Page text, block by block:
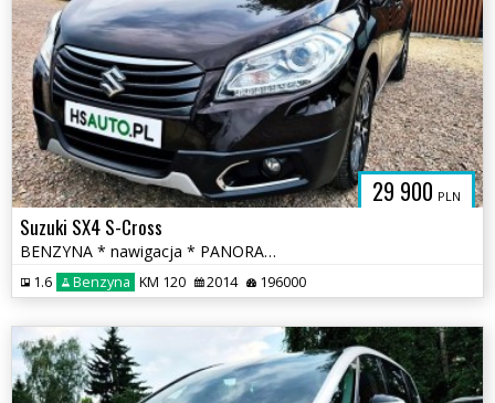
29 900 PLN
Suzuki SX4 S-Cross
BENZYNA * nawigacja * PANORAMA * SKÓRA * grzane fotele * OKAZJA
1.6 Benzyna KM 120 2014 196000